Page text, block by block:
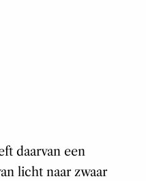
daarvan een
licht naar zwaar